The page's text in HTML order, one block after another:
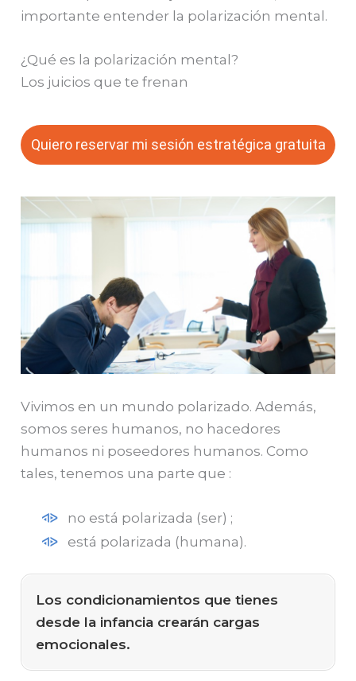
importante entender la polarización mental.
¿Qué es la polarización mental?
Los juicios que te frenan
Quiero reservar mi sesión estratégica gratuita
Vivimos en un mundo polarizado. Además,
somos seres humanos, no hacedores
humanos ni poseedores humanos. Como
tales, tenemos una parte que :
no está polarizada (ser) ;
está polarizada (humana).
Los condicionamientos que tienes
desde la infancia crearán cargas
emocionales.